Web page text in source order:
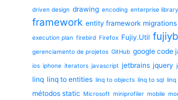
driven design drawing encoding enterprise library
framework entity framework migrations
execution plan firebird Firefox Fujiy.Util
gerenciamento de projetos GitHub google code
ios iphone iterators javascript jetbrains jquery
linq linq to entities linq to objects linq to sql linq
métodos static Microsoft miniprofiler mobile